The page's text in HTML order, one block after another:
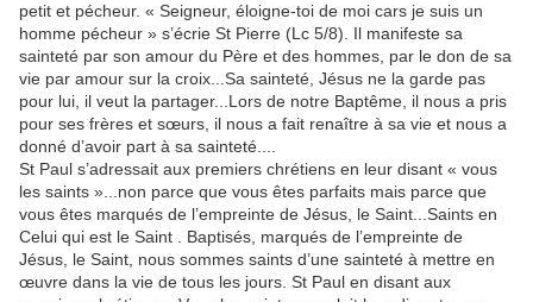
petit et pécheur. « Seigneur, éloigne-toi de moi cars je suis un
homme pécheur » s’écrie St Pierre (Lc 5/8). Il manifeste sa
sainteté par son amour du Père et des hommes, par le don de sa
vie par amour sur la croix...Sa sainteté, Jésus ne la garde pas
pour lui, il veut la partager...Lors de notre Baptême, il nous a pris
pour ses frères et sœurs, il nous a fait renaître à sa vie et nous a
donné d’avoir part à sa sainteté....
St Paul s’adressait aux premiers chrétiens en leur disant « vous
les saints »...non parce que vous êtes parfaits mais parce que
vous êtes marqués de l’empreinte de Jésus, le Saint...Saints en
Celui qui est le Saint . Baptisés, marqués de l’empreinte de
Jésus, le Saint, nous sommes saints d’une sainteté à mettre en
œuvre dans la vie de tous les jours. St Paul en disant aux